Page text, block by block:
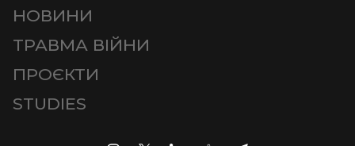
НОВИНИ
ТРАВМА ВІЙНИ
ПРОЄКТИ
STUDIES